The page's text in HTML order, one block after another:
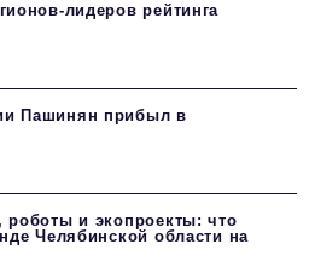
лидеров рейтинга
Пашинян прибыл в
роботы и экопроекты: что
Челябинской области на